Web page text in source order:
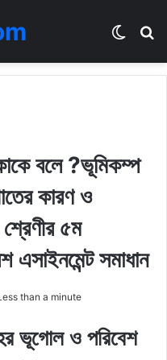
বলে ?ভূমিকম্প
কারণ ও
৫ম
সমাধান
than a minute
ভূগোল ও পরিবেশ